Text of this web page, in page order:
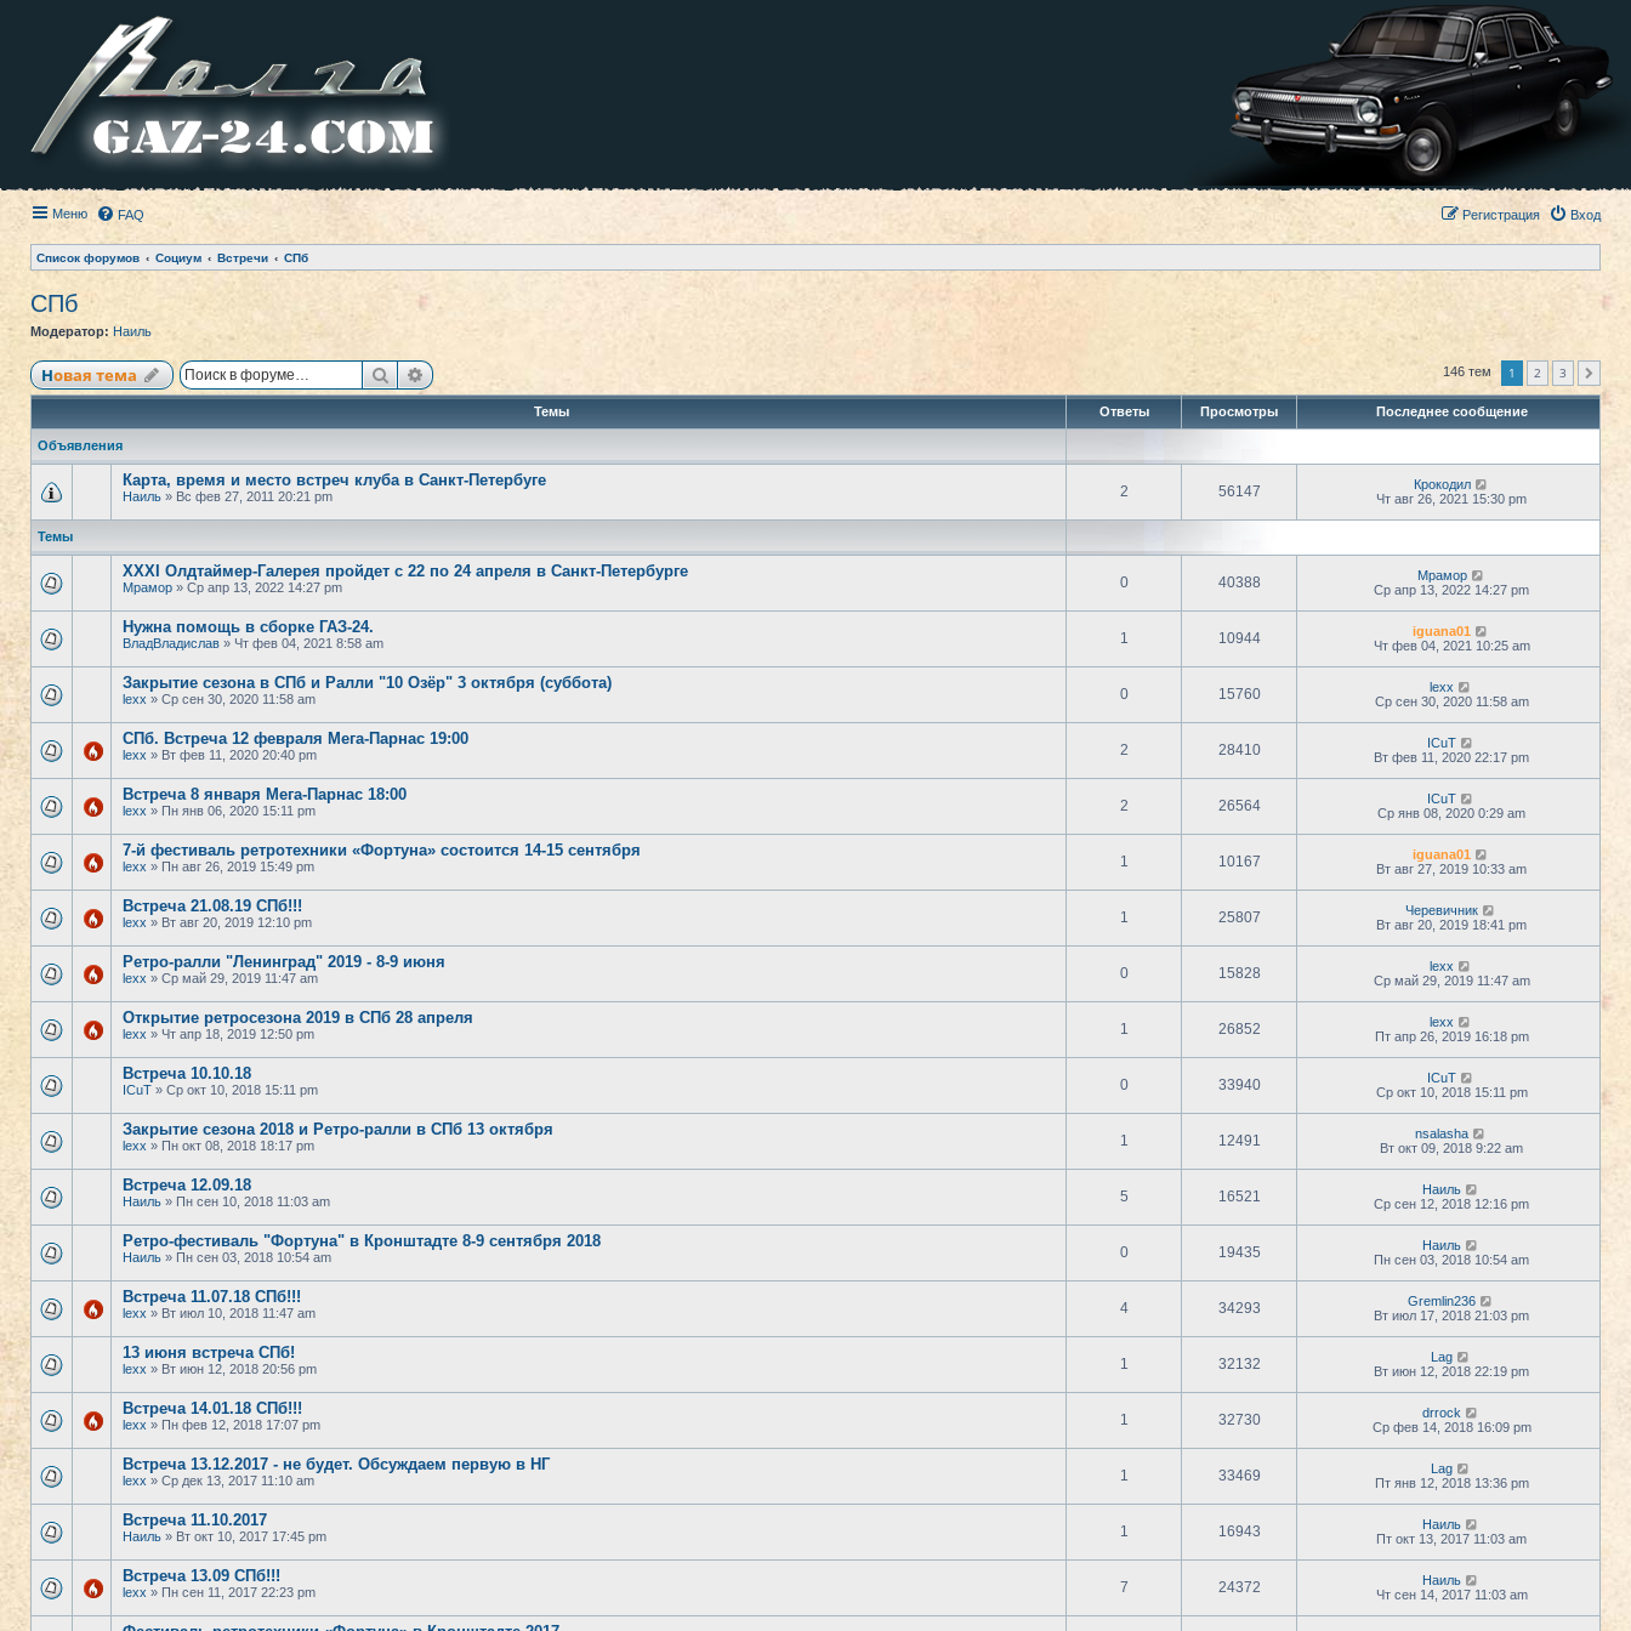
Меню FAQ Вход
Регистрация
Список форумов Социум Встречи СПб
СПб
Модератор: Наиль
Новая тема ПоискРасширенный поиск 146 тем 1 2 3
Темы Ответы Просмотры Последнее сообщение
Объявления
Карта, время и место встреч клуба в Санкт-Петербуге
Наиль » Вс фев 27, 2011 20:21 pm 2 56147
Крокодил
Чт авг 26, 2021 15:30 pm
Темы
XXXI Олдтаймер-Галерея пройдет с 22 по 24 апреля в Санкт-Петербурге
Мрамор » Ср апр 13, 2022 14:27 pm 0 40388
Мрамор
Ср апр 13, 2022 14:27 pm
Нужна помощь в сборке ГАЗ-24.
ВладВладислав » Чт фев 04, 2021 8:58 am 1 10944
iguana01
Чт фев 04, 2021 10:25 am
Закрытие сезона в СПб и Ралли "10 Озёр" 3 октября (суббота)
lexx » Ср сен 30, 2020 11:58 am 0 15760
lexx
Ср сен 30, 2020 11:58 am
СПб. Встреча 12 февраля Мега-Парнас 19:00
lexx » Вт фев 11, 2020 20:40 pm 2 28410
ICuT
Вт фев 11, 2020 22:17 pm
Встреча 8 января Мега-Парнас 18:00
lexx » Пн янв 06, 2020 15:11 pm 2 26564
ICuT
Ср янв 08, 2020 0:29 am
7-й фестиваль ретротехники «Фортуна» состоится 14-15 сентября
lexx » Пн авг 26, 2019 15:49 pm 1 10167
iguana01
Вт авг 27, 2019 10:33 am
Встреча 21.08.19 СПб!!!
lexx » Вт авг 20, 2019 12:10 pm 1 25807
Черевичник
Вт авг 20, 2019 18:41 pm
Ретро-ралли "Ленинград" 2019 - 8-9 июня
lexx » Ср май 29, 2019 11:47 am 0 15828
lexx
Ср май 29, 2019 11:47 am
Открытие ретросезона 2019 в СПб 28 апреля
lexx » Чт апр 18, 2019 12:50 pm 1 26852
lexx
Пт апр 26, 2019 16:18 pm
Встреча 10.10.18
ICuT » Ср окт 10, 2018 15:11 pm 0 33940
ICuT
Ср окт 10, 2018 15:11 pm
Закрытие сезона 2018 и Ретро-ралли в СПб 13 октября
lexx » Пн окт 08, 2018 18:17 pm 1 12491
nsalasha
Вт окт 09, 2018 9:22 am
Встреча 12.09.18
Наиль » Пн сен 10, 2018 11:03 am 5 16521
Наиль
Ср сен 12, 2018 12:16 pm
Ретро-фестиваль "Фортуна" в Кронштадте 8-9 сентября 2018
Наиль » Пн сен 03, 2018 10:54 am 0 19435
Наиль
Пн сен 03, 2018 10:54 am
Встреча 11.07.18 СПб!!!
lexx » Вт июл 10, 2018 11:47 am 4 34293
Gremlin236
Вт июл 17, 2018 21:03 pm
13 июня встреча СПб!
lexx » Вт июн 12, 2018 20:56 pm 1 32132
Lag
Вт июн 12, 2018 22:19 pm
Встреча 14.01.18 СПб!!!
lexx » Пн фев 12, 2018 17:07 pm 1 32730
drrock
Ср фев 14, 2018 16:09 pm
Встреча 13.12.2017 - не будет. Обсуждаем первую в НГ
lexx » Ср дек 13, 2017 11:10 am 1 33469
Lag
Пт янв 12, 2018 13:36 pm
Встреча 11.10.2017
Наиль » Вт окт 10, 2017 17:45 pm 1 16943
Наиль
Пт окт 13, 2017 11:03 am
Встреча 13.09 СПб!!!
lexx » Пн сен 11, 2017 22:23 pm 7 24372
Наиль
Чт сен 14, 2017 11:03 am